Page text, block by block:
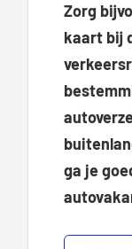
Zorg
kaart bij
ga je